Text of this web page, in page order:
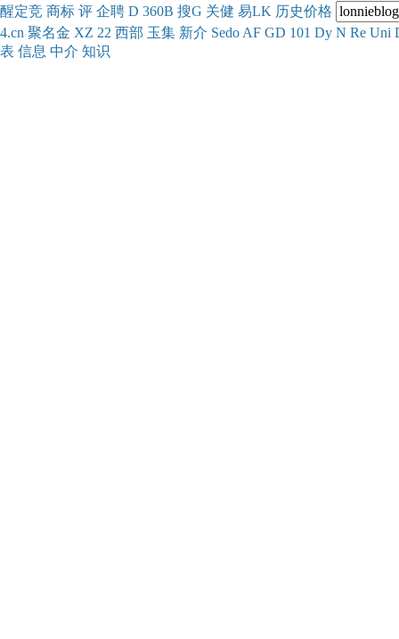
醒定竞 商标 评 企聘 D 360B 搜G 关健 易LK 历史价格
4.cn 聚名金 XZ 22 西部 玉集 新介 Sedo AF GD 101 Dy N Re Uni
表 信息 中介 知识